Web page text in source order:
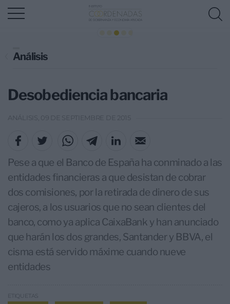
Análisis
Desobediencia bancaria
ANÁLISIS, 09 DE SEPTIEMBRE DE 2015
Pese a que el Banco de España ha conminado a las
entidades financieras a que desistan de cobrar
dos comisiones, por la retirada de dinero de sus
cajeros, a los usuarios que no sean clientes del
banco, como ya aplica CaixaBank y han anunciado
que harán los dos grandes, Santander y BBVA, el
cisma está servido máxime cuando nueve
entidades